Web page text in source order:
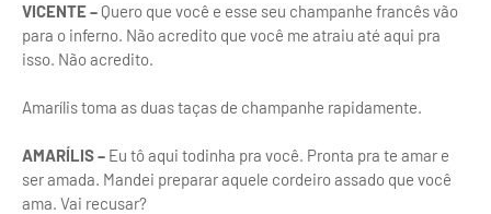
VICENTE – Quero que você e esse seu champanhe francês vão
para o inferno. Não acredito que você me atraiu até aqui pra
isso. Não acredito.
Amarílis toma as duas taças de champanhe rapidamente.
AMARÍLIS – Eu tô aqui todinha pra você. Pronta pra te amar e
ser amada. Mandei preparar aquele cordeiro assado que você
ama. Vai recusar?